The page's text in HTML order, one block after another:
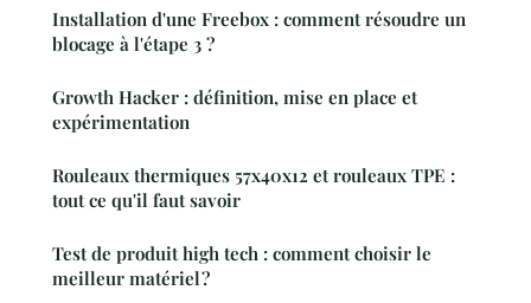
Installation d'une Freebox : comment résoudre un
blocage à l'étape 3 ?
Growth Hacker : définition, mise en place et
expérimentation
Rouleaux thermiques 57x40x12 et rouleaux TPE :
tout ce qu'il faut savoir
Test de produit high tech : comment choisir le
meilleur matériel ?